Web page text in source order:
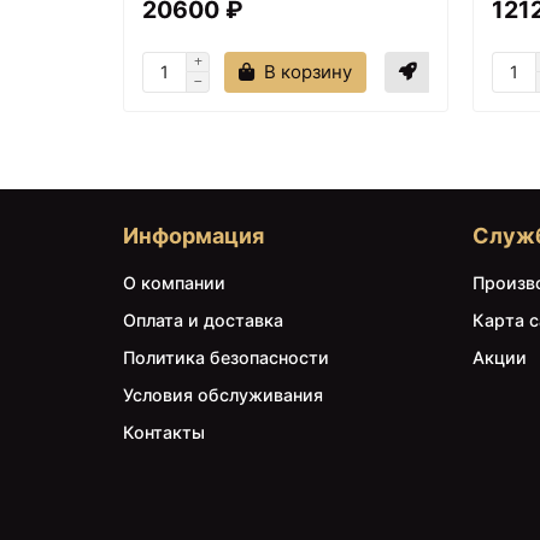
20600 ₽
В корзину
Информация
О компании
Оплата и доставка
Политика безопасности
Условия обслуживания
Контакты
Карта
Акции